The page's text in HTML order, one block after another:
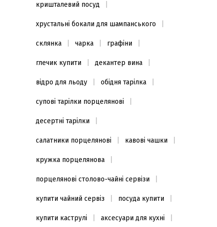
кришталевий посуд
хрустальні бокали для шампанського
склянка чарка графіни
глечик купити декантер вина
відро для льоду обідня тарілка
супові тарілки порцелянові
десертні тарілки
салатники порцелянові кавові чашки
кружка порцелянова
порцелянові столово-чайні сервізи
купити чайний сервіз посуда купити
купити каструлі аксесуари для кухні